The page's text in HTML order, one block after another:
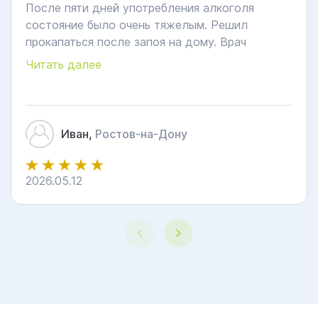
После пяти дней употребления алкоголя
состояние было очень тяжелым. Решил
прокапаться после запоя на дому. Врач
приехал быстро, поставил капельницу от запоя
себя значительно лучше
Читать далее
Иван, Ростов-на-Дону
2026.05.12